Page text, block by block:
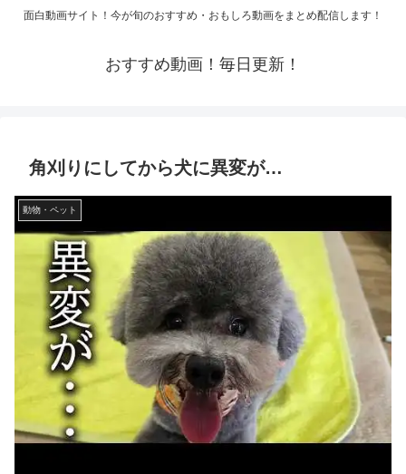
面白動画サイト！今が旬のおすすめ・おもしろ動画をまとめ配信します！
おすすめ動画！毎日更新！
角刈りにしてから犬に異変が…
動物・ペット